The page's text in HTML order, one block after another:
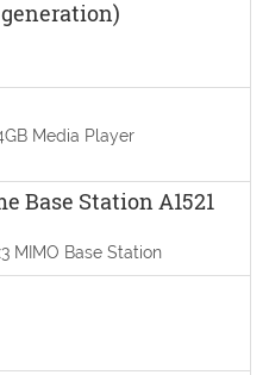
Media Player
Base Station A1521
MIMO Base Station